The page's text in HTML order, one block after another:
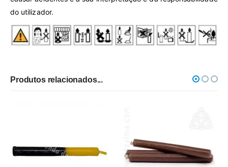
do utilizador.
Produtos relacionados...